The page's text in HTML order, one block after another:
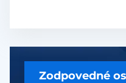
Zodpovedné